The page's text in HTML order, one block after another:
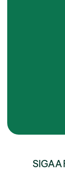
SIGA A